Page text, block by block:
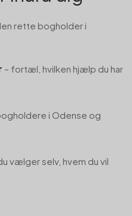
rette bogholder i
– fortæl, hvilken hjælp du har
i Odense og
vælger selv, hvem du vil